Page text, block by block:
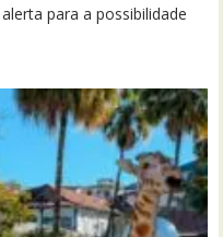
para a possibilidade